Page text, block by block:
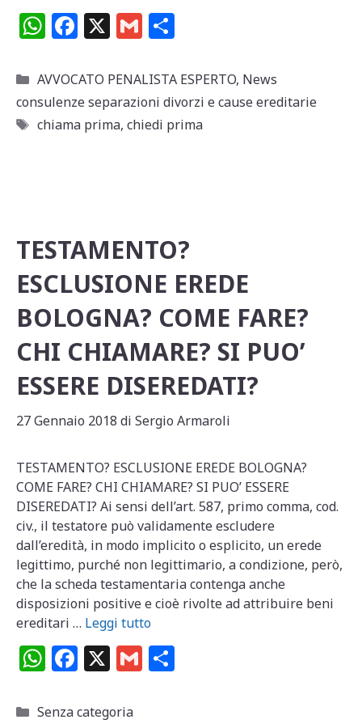
W
at
s
A
F
c
e
b
X G
ai
l
n
di
vi
Categorie
AVVOCATO PENALISTA ESPERTO, News
consulenze separazioni divorzi e cause ereditarie
Tag
chiama prima, chiedi prima
TESTAMENTO?
ESCLUSIONE EREDE
BOLOGNA? COME FARE?
CHI CHIAMARE? SI PUO’
ESSERE DISEREDATI?
27 Gennaio 2018 di Sergio Armaroli
TESTAMENTO? ESCLUSIONE EREDE BOLOGNA?
COME FARE? CHI CHIAMARE? SI PUO’ ESSERE
DISEREDATI? Ai sensi dell’art. 587, primo comma, cod.
civ., il testatore può validamente escludere
dall’eredità, in modo implicito o esplicito, un erede
legittimo, purché non legittimario, a condizione, però,
che la scheda testamentaria contenga anche
disposizioni positive e cioè rivolte ad attribuire beni
ereditari … Leggi tutto
W
at
F
c
X G
Categorie
Senza categoria